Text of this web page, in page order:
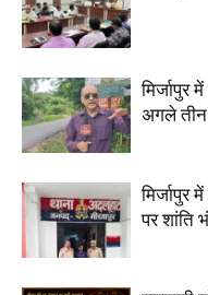
मिर्जापुर
अगले तीन
मिर्जापुर
पर शांति